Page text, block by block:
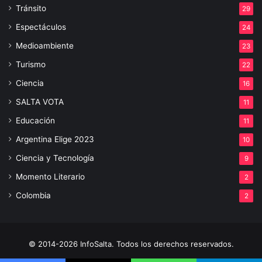
Tránsito 29
Espectáculos 24
Medioambiente 23
Turismo 22
Ciencia 16
SALTA VOTA 11
Educación 11
Argentina Elige 2023 10
Ciencia y Tecnología 9
Momento Literario 2
Colombia 2
© 2014-2026 InfoSalta. Todos los derechos reservados.